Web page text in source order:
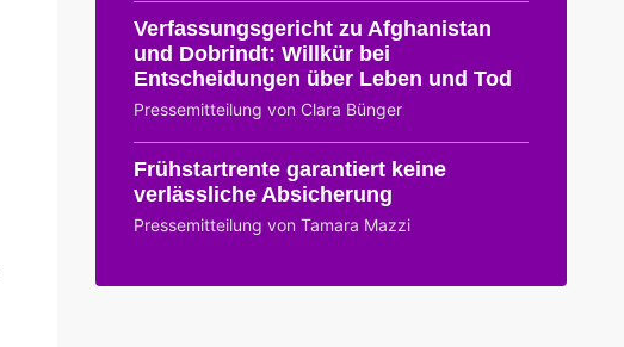
Verfassungsgericht zu Afghanistan
und Dobrindt: Willkür bei
Entscheidungen über Leben und Tod
Pressemitteilung von Clara Bünger
Frühstartrente garantiert keine
verlässliche Absicherung
Pressemitteilung von Tamara Mazzi